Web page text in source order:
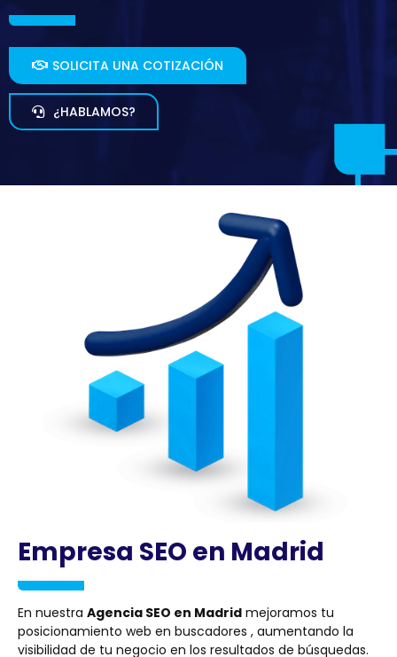
SOLICITA UNA COTIZACIÓN
¿HABLAMOS?
Empresa SEO en Madrid
En nuestra Agencia SEO en Madrid mejoramos tu
posicionamiento web en buscadores , aumentando la
visibilidad de tu negocio en los resultados de búsquedas.